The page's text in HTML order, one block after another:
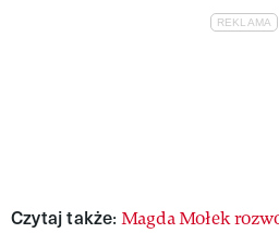
Czytaj także: Magda Mołek